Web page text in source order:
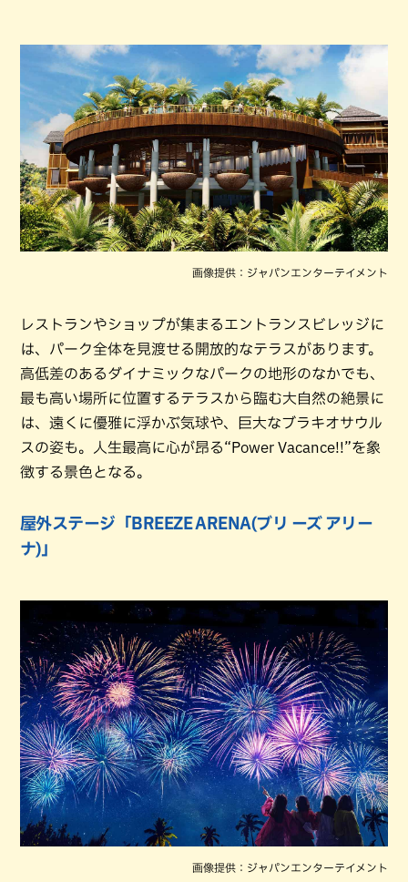
画像提供：ジャパンエンターテイメント
レストランやショップが集まるエントランスビレッジに
は、パーク全体を見渡せる開放的なテラスがあります。
高低差のあるダイナミックなパークの地形のなかでも、
最も高い場所に位置するテラスから臨む大自然の絶景に
は、遠くに優雅に浮かぶ気球や、巨大なブラキオサウル
スの姿も。人生最高に心が昂る“Power Vacance!!”を象
徴する景色となる。
屋外ステージ「BREEZE ARENA(ブリ ーズ アリー
ナ)」
画像提供：ジャパンエンターテイメント